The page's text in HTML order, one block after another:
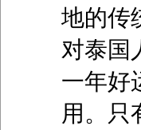
地的传
对泰国
一年好
用。只